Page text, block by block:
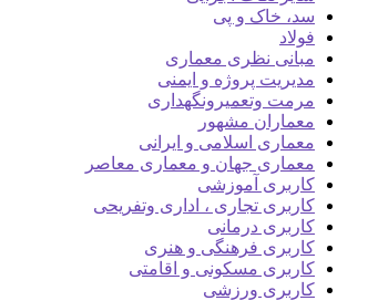
سد، خاک و پی
فولاد
مبانی نظری معماری
مدیریت پروژه و ایمنی
مرمت وتعمیرونگهداری
معماران مشهور
معماری اسلامی و ایرانی
معماری جهان و معماری معاصر
کاربری آموزشی
کاربری تجاری ، اداری وتفریحی
کاربری درمانی
کاربری فرهنگی و هنری
کاربری مسکونی و اقامتی
کاربری ورزشی